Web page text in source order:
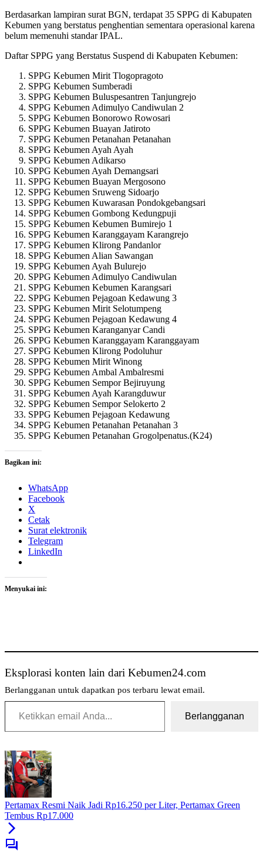
Berdasarkan lampiran surat BGN, terdapat 35 SPPG di Kabupaten
Kebumen yang berstatus penghentian sementara operasional karena
belum memenuhi standar IPAL.
Daftar SPPG yang Berstatus Suspend di Kabupaten Kebumen:
SPPG Kebumen Mirit Tlogopragoto
SPPG Kebumen Sumberadi
SPPG Kebumen Buluspesantren Tanjungrejo
SPPG Kebumen Adimulyo Candiwulan 2
SPPG Kebumen Bonorowo Rowosari
SPPG Kebumen Buayan Jatiroto
SPPG Kebumen Petanahan Petanahan
SPPG Kebumen Ayah Ayah
SPPG Kebumen Adikarso
SPPG Kebumen Ayah Demangsari
SPPG Kebumen Buayan Mergosono
SPPG Kebumen Sruweng Sidoarjo
SPPG Kebumen Kuwarasan Pondokgebangsari
SPPG Kebumen Gombong Kedungpuji
SPPG Kebumen Kebumen Bumirejo 1
SPPG Kebumen Karanggayam Karangrejo
SPPG Kebumen Klirong Pandanlor
SPPG Kebumen Alian Sawangan
SPPG Kebumen Ayah Bulurejo
SPPG Kebumen Adimulyo Candiwulan
SPPG Kebumen Kebumen Karangsari
SPPG Kebumen Pejagoan Kedawung 3
SPPG Kebumen Mirit Selotumpeng
SPPG Kebumen Pejagoan Kedawung 4
SPPG Kebumen Karanganyar Candi
SPPG Kebumen Karanggayam Karanggayam
SPPG Kebumen Klirong Podoluhur
SPPG Kebumen Mirit Winong
SPPG Kebumen Ambal Ambalresmi
SPPG Kebumen Sempor Bejiruyung
SPPG Kebumen Ayah Karangduwur
SPPG Kebumen Sempor Selokerto 2
SPPG Kebumen Pejagoan Kedawung
SPPG Kebumen Petanahan Petanahan 3
SPPG Kebumen Petanahan Grogolpenatus.(K24)
Bagikan ini:
WhatsApp
Facebook
X
Cetak
Surat elektronik
Telegram
LinkedIn
Menyukai ini:
Eksplorasi konten lain dari Kebumen24.com
Berlangganan untuk dapatkan pos terbaru lewat email.
Ketikkan email Anda...
Berlangganan
Tag:
BGN
Hentikan
Sementara
Operasional
35
SPPG
di
Kebumen
IPAL
Pertamax Resmi Naik Jadi Rp16.250 per Liter, Pertamax Green
Tembus Rp17.000